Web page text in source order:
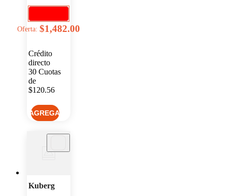
Oferta:$1,482.00
Crédito
directo
30 Cuotas
de
$120.56
Kuberg